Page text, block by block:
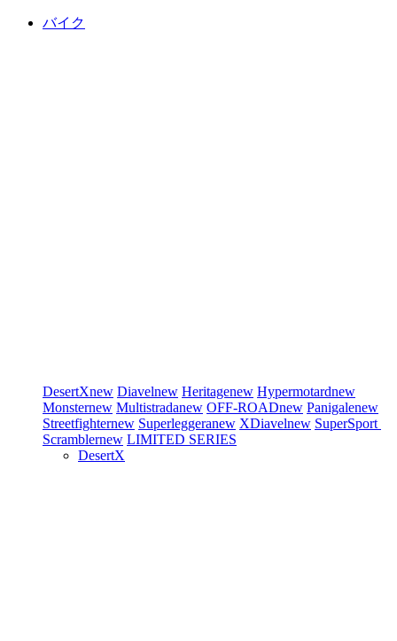
バイク
DesertXnew Diavelnew Heritagenew Hypermotardnew
Monsternew Multistradanew OFF-ROADnew Panigalenew
Streetfighternew Superleggeranew XDiavelnew SuperSport
Scramblernew LIMITED SERIES
DesertX